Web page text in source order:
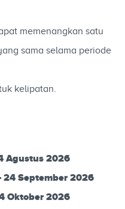
memenangkan satu
sama selama periode
kelipatan.
Agustus 2026
24 September 2026
Oktober 2026